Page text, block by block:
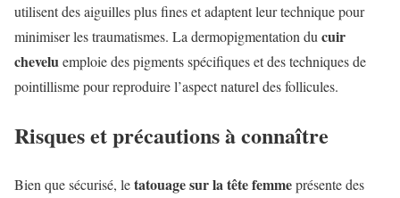
utilisent des aiguilles plus fines et adaptent leur technique pour
minimiser les traumatismes. La dermopigmentation du cuir
cheveluemploie des pigments spécifiques et des techniques de
pointillisme pour reproduire l’aspect naturel des follicules.
Risques et précautions à connaître
Bien que sécurisé, letatouage sur la tête femmeprésente des